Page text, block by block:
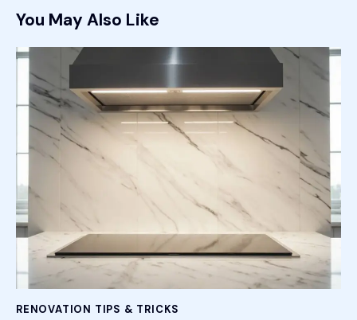
You May Also Like
RENOVATION TIPS & TRICKS